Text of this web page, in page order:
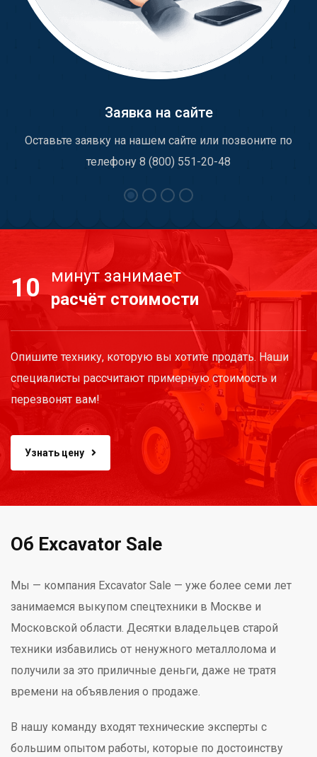
Заявка на сайте
Оставьте заявку на нашем сайте или позвоните по
телефону 8 (800) 551-20-48
10
минут занимает
расчёт стоимости
Опишите технику, которую вы хотите продать. Наши
специалисты рассчитают примерную стоимость и
перезвонят вам!
Узнать цену
Об Excavator Sale
Мы — компания Excavator Sale — уже более семи лет
занимаемся выкупом спецтехники в Москве и
Московской области. Десятки владельцев старой
техники избавились от ненужного металлолома и
получили за это приличные деньги, даже не тратя
времени на объявления о продаже.
В нашу команду входят технические эксперты с
большим опытом работы, которые по достоинству